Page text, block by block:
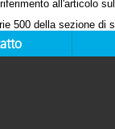
all'articolo
500 della sezione di